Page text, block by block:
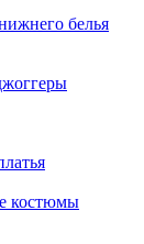
белья
костюмы